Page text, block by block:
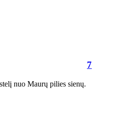
7
nuo Maurų pilies sienų.